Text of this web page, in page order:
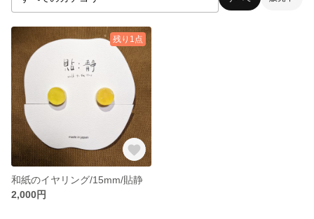
残り1点
和紙のイヤリング/15mm/貼静
2,000円